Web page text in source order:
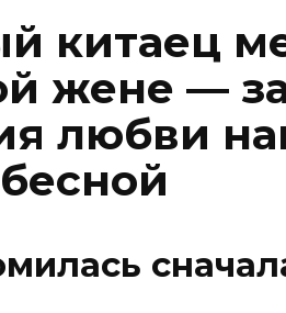
китаец
жене —
любви